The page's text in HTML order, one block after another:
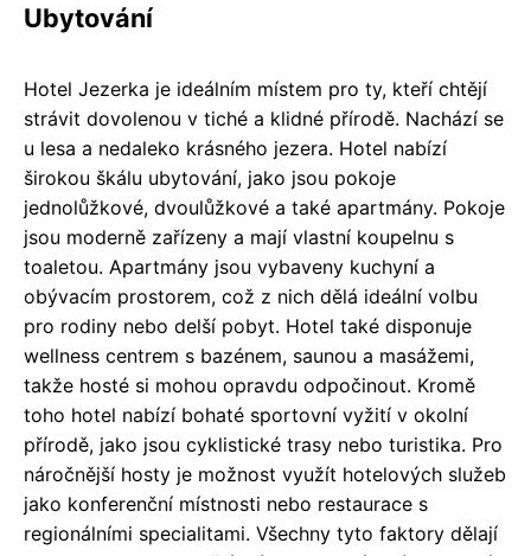
Ubytování
Hotel Jezerka je ideálním místem pro ty, kteří chtějí
strávit dovolenou v tiché a klidné přírodě. Nachází se
u lesa a nedaleko krásného jezera. Hotel nabízí
širokou škálu ubytování, jako jsou pokoje
jednolůžkové, dvoulůžkové a také apartmány. Pokoje
jsou moderně zařízeny a mají vlastní koupelnu s
toaletou. Apartmány jsou vybaveny kuchyní a
obývacím prostorem, což z nich dělá ideální volbu
pro rodiny nebo delší pobyt. Hotel také disponuje
wellness centrem s bazénem, saunou a masážemi,
takže hosté si mohou opravdu odpočinout. Kromě
toho hotel nabízí bohaté sportovní vyžití v okolní
přírodě, jako jsou cyklistické trasy nebo turistika. Pro
náročnější hosty je možnost využít hotelových služeb
jako konferenční místnosti nebo restaurace s
regionálními specialitami. Všechny tyto faktory dělají